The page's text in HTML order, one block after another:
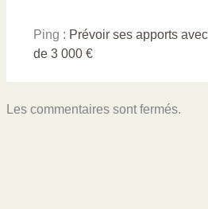
Ping : Prévoir ses apports
de 3 000 €
Les commentaires sont fermés.